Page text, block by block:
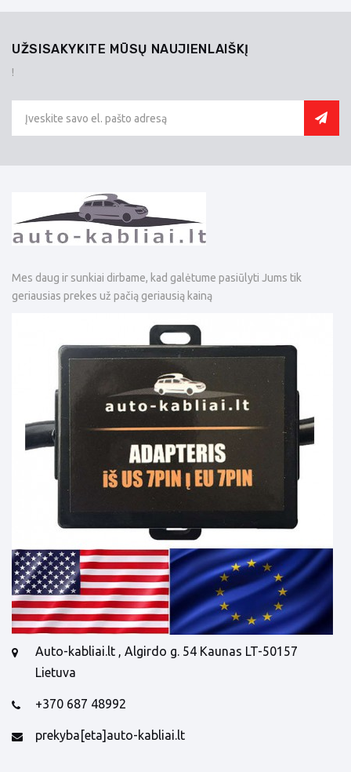
UŽSISAKYKITE MŪSŲ NAUJIENLAIŠKĮ
!
Mes daug ir sunkiai dirbame, kad galėtume pasiūlyti Jums tik
geriausias prekes už pačią geriausią kainą
Auto-kabliai.lt , Algirdo g. 54 Kaunas LT-50157
Lietuva
+370 687 48992
prekyba[eta]auto-kabliai.lt